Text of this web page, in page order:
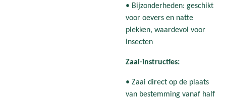
• Bijzonderheden: geschikt
voor oevers en natte
plekken, waardevol voor
insecten
Zaai-instructies:
• Zaai direct op de plaats
van bestemming vanaf half